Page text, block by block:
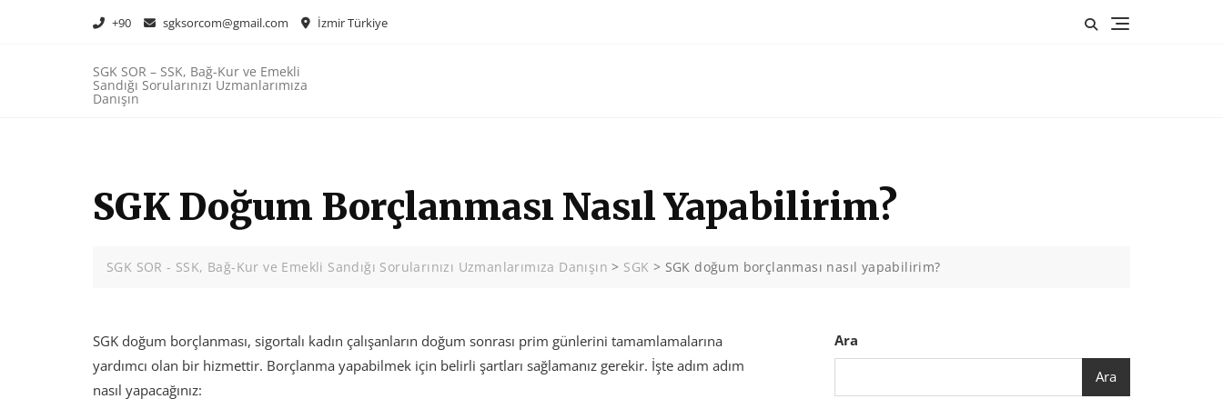
+90 sgksorcom@gmail.com İzmir Türkiye
SGK SOR – SSK, Bağ-Kur ve Emekli
Sandığı Sorularınızı Uzmanlarımıza
Danışın
SGK Doğum Borçlanması Nasıl Yapabilirim?
SGK SOR - SSK, Bağ-Kur ve Emekli Sandığı Sorularınızı Uzmanlarımıza Danışın > SGK > SGK doğum borçlanması nasıl yapabilirim?
SGK doğum borçlanması, sigortalı kadın çalışanların doğum sonrası prim günlerini tamamlamalarına
yardımcı olan bir hizmettir. Borçlanma yapabilmek için belirli şartları sağlamanız gerekir. İşte adım adım
nasıl yapacağınız:
Ara
Ara